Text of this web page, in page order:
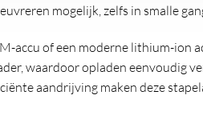
mogelijk, zelfs in smalle
accu of een moderne lithium-ion
waardoor opladen eenvoudig
aandrijving maken deze